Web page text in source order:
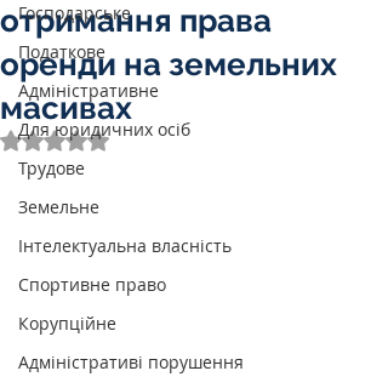
Господарське
Податкове
Адміністративне
Для юридичних осіб
Трудове
Земельне
Інтелектуальна власність
Спортивне право
Корупційне
Адміністративі порушення
отримання права
оренди на земельних
масивах
Оцінка: NaN з 5 зірок.